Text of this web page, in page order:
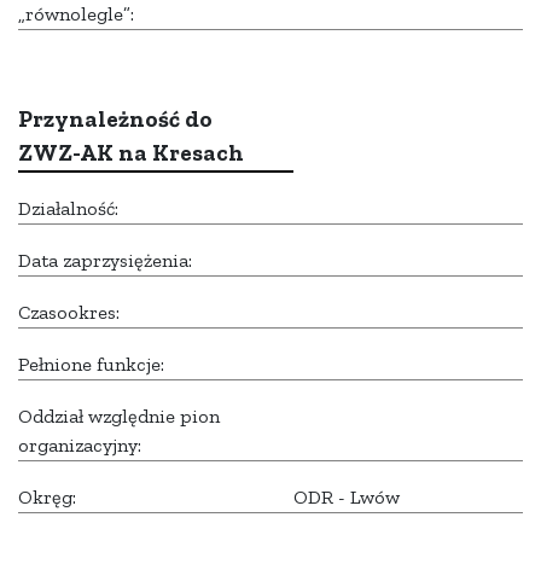
„równolegle”:
Przynależność do
ZWZ-AK na Kresach
Działalność:
Data zaprzysiężenia:
Czasookres:
Pełnione funkcje:
Oddział względnie pion
organizacyjny:
Okręg: ODR - Lwów